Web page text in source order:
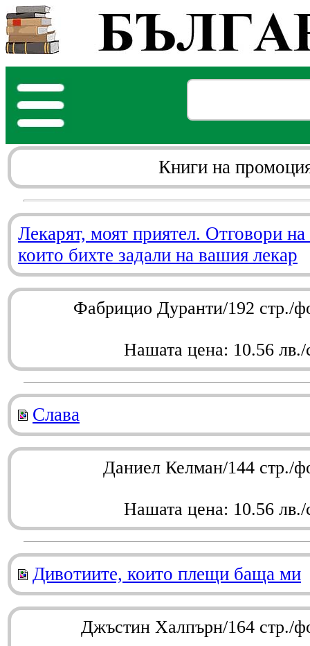
Книги на
Лекарят, моят приятел. Отговори
които бихте задали на вашия лекар
Фабрицио Дуранти/192 стр./
Нашата цена: 10.56 лв./
Слава
Даниел Келман/144 стр./
Нашата цена: 10.56 лв./
Дивотиите, които плещи баща ми
Джъстин Халпърн/164 стр./